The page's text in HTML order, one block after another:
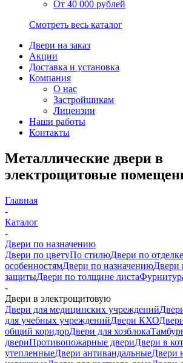
От 40 000 рублей
Смотреть весь каталог
Двери на заказ
Акции
Доставка и установка
Компания
О нас
Застройщикам
Лицензии
Наши работы
Контакты
Металлические двери в
электрощитовые
Главная
-
Каталог
-
Двери по назначению
Двери по цветуПо стилюДвери по отделке
особенностямДвери по назначениюДвери
защитыДвери по толщине листа
-
Двери в электрощитовую
Двери для медицинских учреждений
для учебных учрежденийДвери КХО
общий коридорДвери для хозблока
двериПротивопожарные двериДвери в
утепленныеДвери антивандальныеДвери